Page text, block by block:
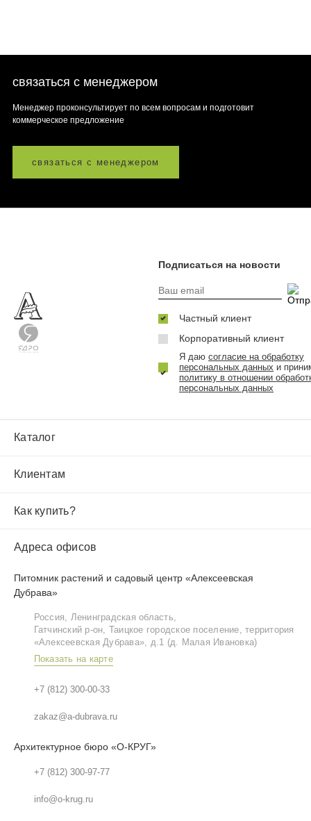
связаться с менеджером
Менеджер проконсультирует по всем вопросам и подготовит
коммерческое предложение
связаться с менеджером
Каталог
Клиентам
Как купить?
Адреса офисов
Питомник растений и садовый центр «Алексеевская
Дубрава»
Россия, Ленинградская область,
Гатчинский р‑он, Таицкое городское поселение, территория
«Алексеевская Дубрава», д.1 (д. Малая Ивановка)
Показать на карте
+7 (812) 300-00-33
zakaz@a-dubrava.ru
Архитектурное бюро «О-КРУГ»
+7 (812) 300-97-77
info@o-krug.ru
Подписаться на новости
Частный клиент
Корпоративный клиент
Я даю согласие на обработку
персональных данных и
политику в отношении
персональных данных